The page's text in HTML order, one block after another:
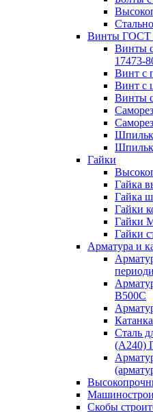
Винты ГОСТ
Винты
17473-
Винт с
Винт с
Винты
Гайки
Гайка
Гайка
Гайки
Гайки
Гайки
Арматура и
В500С
Сталь
(А240)
Скобы